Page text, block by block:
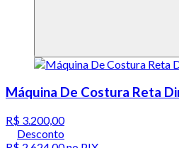
Máquina De Costura Reta
R$ 3.200,00
Desconto